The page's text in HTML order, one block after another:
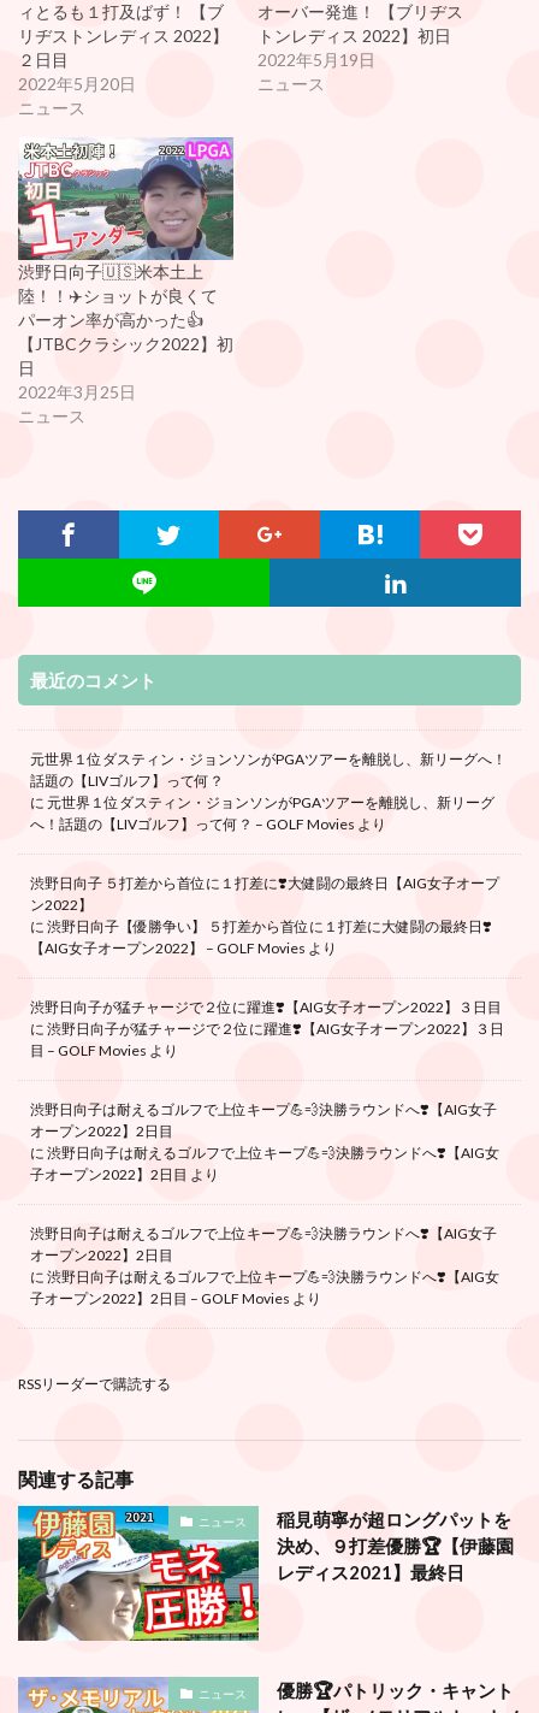
ィとるも１打及ばず！ 【ブ
リヂストンレディス 2022】
２日目
2022年5月20日
ニュース
オーバー発進！ 【ブリヂス
トンレディス 2022】初日
2022年5月19日
ニュース
渋野日向子🇺🇸米本土上
陸！！✈️ショットが良くて
パーオン率が高かった👍
【JTBCクラシック2022】初
日
2022年3月25日
ニュース
最近のコメント
元世界１位ダスティン・ジョンソンがPGAツアーを離脱し、新リーグへ！
話題の【LIVゴルフ】って何？
に 元世界１位ダスティン・ジョンソンがPGAツアーを離脱し、新リーグ
へ！話題の【LIVゴルフ】って何？ – GOLF Movies より
渋野日向子 ５打差から首位に１打差に❣️大健闘の最終日【AIG女子オープ
ン2022】
に 渋野日向子【優勝争い】 ５打差から首位に１打差に大健闘の最終日❣️
【AIG女子オープン2022】 – GOLF Movies より
渋野日向子が猛チャージで２位に躍進❣️【AIG女子オープン2022】３日目
に 渋野日向子が猛チャージで２位に躍進❣️【AIG女子オープン2022】３日
目 – GOLF Movies より
渋野日向子は耐えるゴルフで上位キープ💪💨決勝ラウンドへ❣️【AIG女子
オープン2022】2日目
に 渋野日向子は耐えるゴルフで上位キープ💪💨決勝ラウンドへ❣️【AIG女
子オープン2022】2日目 より
渋野日向子は耐えるゴルフで上位キープ💪💨決勝ラウンドへ❣️【AIG女子
オープン2022】2日目
に 渋野日向子は耐えるゴルフで上位キープ💪💨決勝ラウンドへ❣️【AIG女
子オープン2022】2日目 – GOLF Movies より
RSSリーダーで購読する
関連する記事
ニュース
稲見萌寧が超ロングパットを
決め、９打差優勝🏆【伊藤園
レディス2021】最終日
ニュース
優勝🏆パトリック・キャント